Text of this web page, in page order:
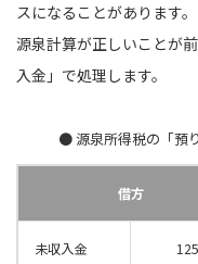
スになることがあります。
源泉計算が正しいことが
入金」で処理します。
● 源泉所得税の「預
借方
未収入金